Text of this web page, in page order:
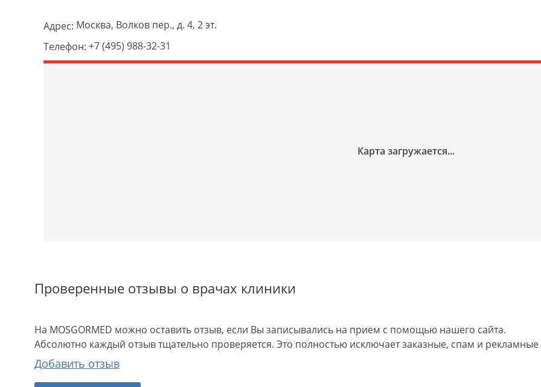
Адрес: Москва, Волков пер., д. 4, 2 эт.
Телефон: +7 (495) 988-32-31
Проверенные отзывы о врачах клиники
На MOSGORMED можно оставить отзыв, если Вы записывались на прием с помощью нашего сайта.
Абсолютно каждый отзыв тщательно проверяется. Это полностью исключает заказные, спам и
Добавить отзыв